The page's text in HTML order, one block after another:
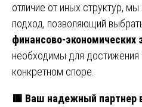
отличие от иных структур,
подход, позволяющий
финансово-экономических
необходимы для достижения
конкретном споре.
🟥 Ваш надежный партнер